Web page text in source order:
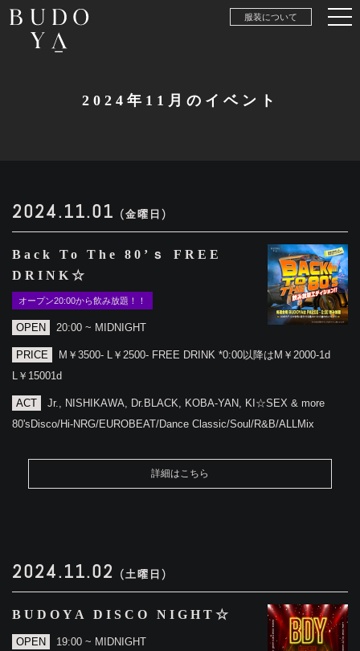
服装について
2024年11月のイベント
2024.11.01 (金曜日)
Back To The 80’ｓ FREE
DRINK☆
オープン20:00から飲み放題！！
OPEN 20:00 ~ MIDNIGHT
PRICE
M￥3500- L￥2500- FREE DRINK *0:00以降はM￥2000-1d
L￥15001d
ACT
Jr., NISHIKAWA, Dr.BLACK, KOBA-YAN, KI☆SEX & more
80'sDisco/Hi-NRG/EUROBEAT/Dance Classic/Soul/R&B/ALLMix
詳細はこちら
2024.11.02 (土曜日)
BUDOYA DISCO NIGHT☆
OPEN 19:00 ~ MIDNIGHT